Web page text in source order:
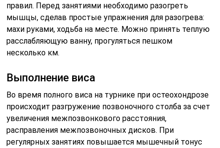
правил. Перед занятиями необходимо разогреть
мышцы, сделав простые упражнения для разогрева:
махи руками, ходьба на месте. Можно принять теплую
расслабляющую ванну, прогуляться пешком
несколько км.
Выполнение виса
Во время полного виса на турнике при остеохондрозе
происходит разгружение позвоночного столба за счет
увеличения межпозвонкового расстояния,
расправления межпозвоночных дисков. При
регулярных занятиях повышается мышечный тонус